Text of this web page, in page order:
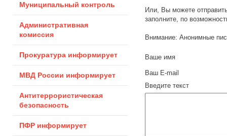
Муниципальный контроль
Административная
комиссия
Прокуратура информирует
МВД России информирует
Антитеррористическая
безопасность
ПФР информирует
Или, Вы можете
заполните, по
Внимание: Анонимные
Ваше имя
Ваш E-mail
Введите текст